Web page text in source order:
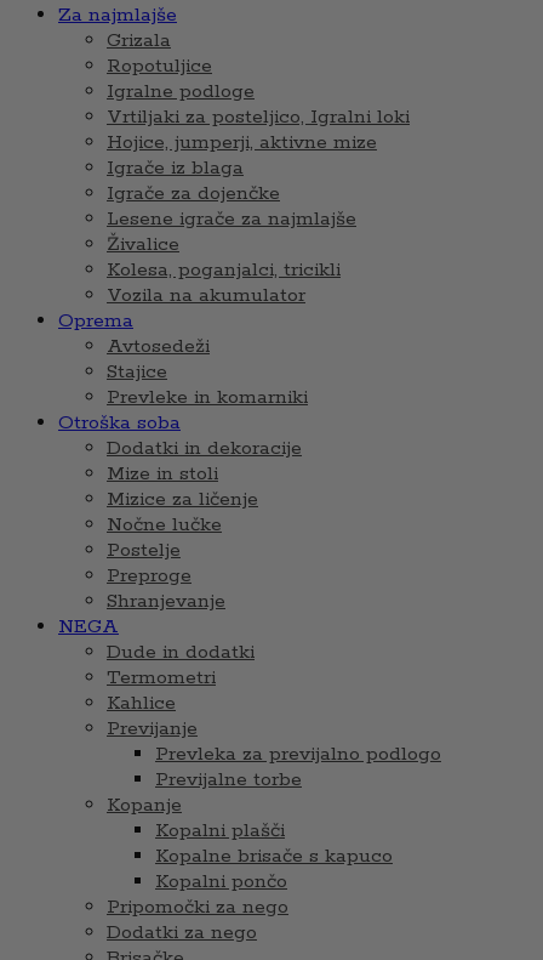
Za najmlajše
Grizala
Ropotuljice
Igralne podloge
Vrtiljaki za posteljico, Igralni loki
Hojice, jumperji, aktivne mize
Igrače iz blaga
Igrače za dojenčke
Lesene igrače za najmlajše
Živalice
Kolesa, poganjalci, tricikli
Vozila na akumulator
Oprema
Avtosedeži
Stajice
Prevleke in komarniki
Otroška soba
Dodatki in dekoracije
Mize in stoli
Mizice za ličenje
Nočne lučke
Postelje
Preproge
Shranjevanje
NEGA
Dude in dodatki
Termometri
Kahlice
Previjanje
Prevleka za previjalno podlogo
Previjalne torbe
Kopanje
Kopalni plašči
Kopalne brisače s kapuco
Kopalni pončo
Pripomočki za nego
Dodatki za nego